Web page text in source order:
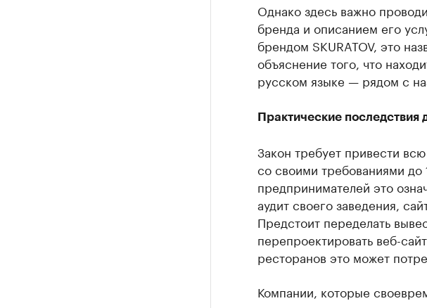
Однако здесь важно
бренда и описанием его
брендом SKURATOV, это
объяснение того, что
русском языке — рядом с
Практические последствия
Закон требует привести
со своими требованиями
предпринимателей это
аудит своего заведения,
Предстоит переделать
перепроектировать веб-
ресторанов это может
Компании, которые